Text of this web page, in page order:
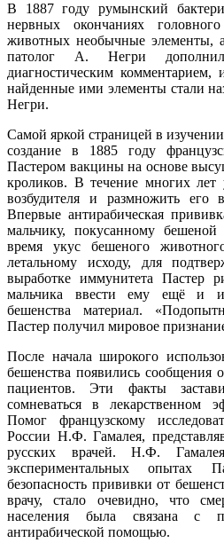
В 1887 году румынский
нервных окончаниях
животных необычные элементы,
патолог А. Негри
диагностическим
найденные ими элементы стали
Негри.
Самой яркой страницей в
создание в 1885 году
Пастером вакцины на основе
кроликов. В течение многих лет
возбудителя и размножить его
Впервые антирабическая
мальчику, покусанному
время укус бешеного
летальному исходу, для
выработке иммунитета Пастер
мальчика ввести ему ещё и
бешенства материал.
Пастер получил мировое
После начала широкого
бешенства появились сообщения
пациентов. Эти факты
сомневаться в лекарственном
Помог французскому
России Н.Ф. Гамалея,
русских врачей. Н.Ф.
экспериментальных опытах
безопасность прививки от
врачу, стало очевидно, что
населения была связана с
антирабической помощью.